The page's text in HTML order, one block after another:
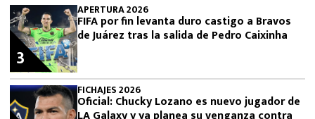
APERTURA 2026
FIFA por fin levanta duro castigo a Bravos
de Juárez tras la salida de Pedro Caixinha
3
FICHAJES 2026
Oficial: Chucky Lozano es nuevo jugador de